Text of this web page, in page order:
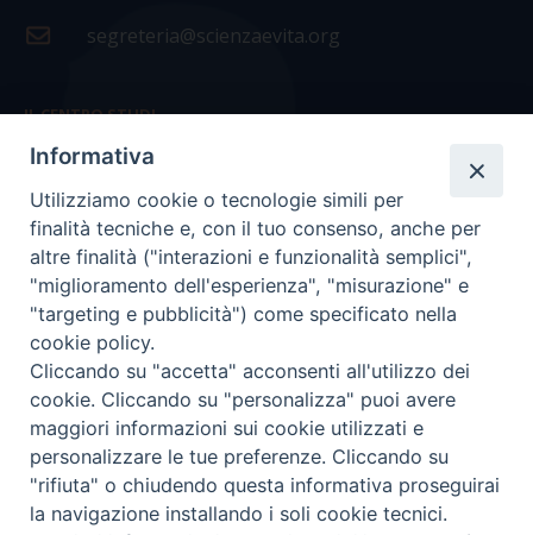
segreteria@scienzaevita.org
IL CENTRO STUDI
La nostra storia
Statuto
Presidenza e ufficio presidenza
Consiglio scientifico
Coordinamento nazionale
COPYRIGHT Scienza & Vita - C.F96600690588- Tutti i
diritti -Privacy- Credits
Informativa
Utilizziamo cookie o tecnologie simili per
finalità tecniche e, con il tuo consenso, anche per
altre finalità ("interazioni e funzionalità semplici",
"miglioramento dell'esperienza", "misurazione" e
"targeting e pubblicità") come specificato nella
cookie policy.
Cliccando su "accetta" acconsenti all'utilizzo dei
cookie. Cliccando su "personalizza" puoi avere
maggiori informazioni sui cookie utilizzati e
personalizzare le tue preferenze. Cliccando su
"rifiuta" o chiudendo questa informativa proseguirai
la navigazione installando i soli cookie tecnici.